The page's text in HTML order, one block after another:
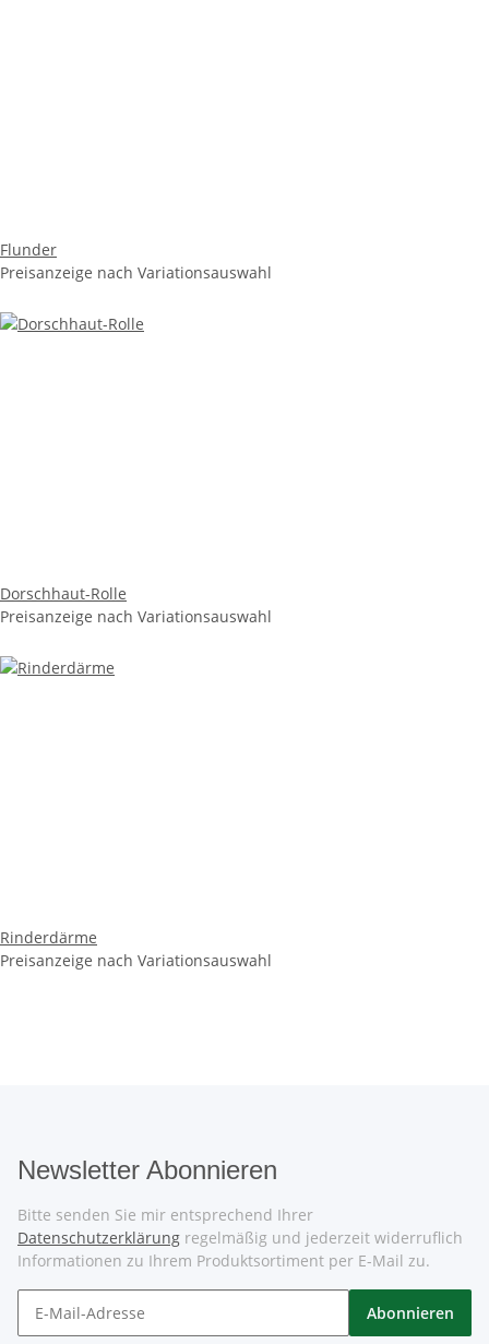
Flunder
Preisanzeige nach Variationsauswahl
Dorschhaut-Rolle
Preisanzeige nach Variationsauswahl
Rinderdärme
Preisanzeige nach Variationsauswahl
Newsletter Abonnieren
Bitte senden Sie mir entsprechend Ihrer
Datenschutzerklärung regelmäßig und jederzeit widerruflich
Informationen zu Ihrem Produktsortiment per E-Mail zu.
Abonnieren